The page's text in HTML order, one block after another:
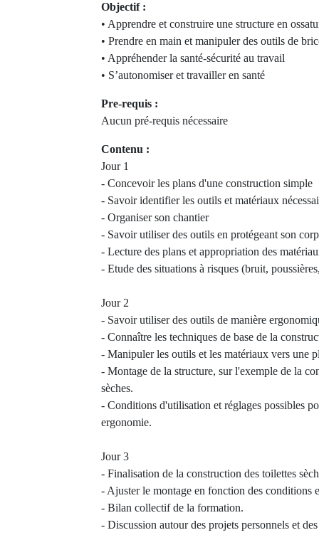
Objectif :
• Apprendre et construire une structure en
• Prendre en main et manipuler des outils de
• Appréhender la santé-sécurité au travail
• S’autonomiser et travailler en santé
Pre-requis :
Aucun pré-requis nécessaire
Contenu :
Jour 1
- Concevoir les plans d'une construction simple
- Savoir identifier les outils et matériaux
- Organiser son chantier
- Savoir utiliser des outils en protégeant son
- Lecture des plans et appropriation des
- Etude des situations à risques (bruit,
Jour 2
- Savoir utiliser des outils de manière
- Connaître les techniques de base de la
- Manipuler les outils et les matériaux vers une
- Montage de la structure, sur l'exemple de la
sèches.
- Conditions d'utilisation et réglages possibles
ergonomie.
Jour 3
- Finalisation de la construction des toilettes
- Ajuster le montage en fonction des conditions
- Bilan collectif de la formation.
- Discussion autour des projets personnels et